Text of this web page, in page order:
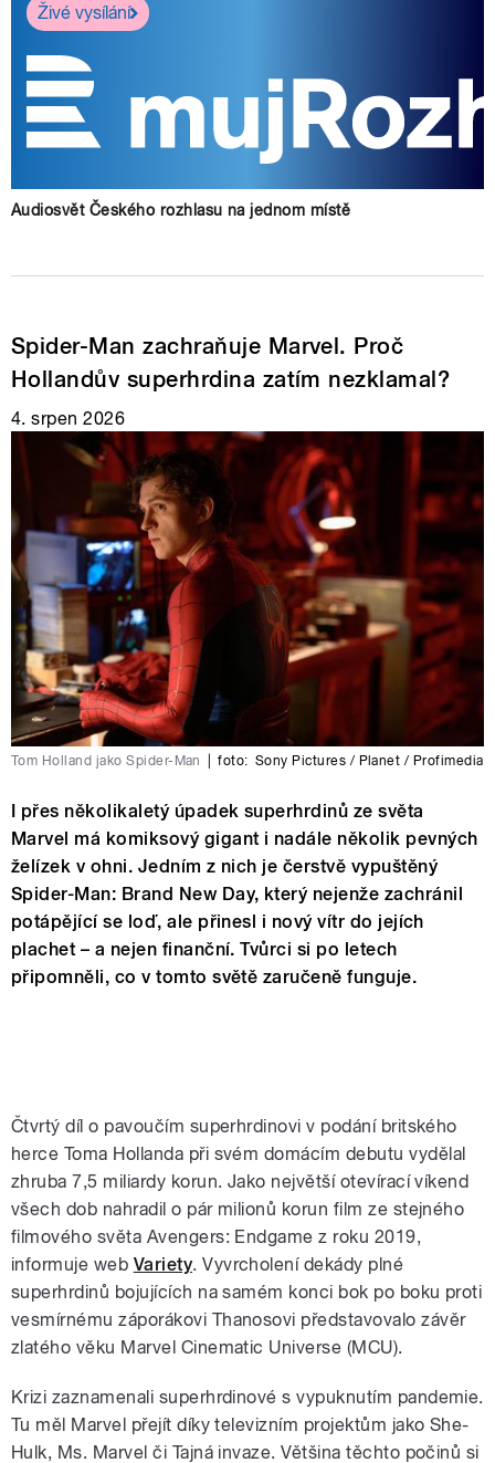
Živé vysílání
Audiosvět Českého rozhlasu na jednom místě
Spider-Man zachraňuje Marvel. Proč
Hollandův superhrdina zatím nezklamal?
4. srpen 2026
Tom Holland jako Spider-Man foto: Sony Pictures / Planet / Profimedia
I přes několikaletý úpadek superhrdinů ze světa
Marvel má komiksový gigant i nadále několik pevných
želízek v ohni. Jedním z nich je čerstvě vypuštěný
Spider-Man: Brand New Day, který nejenže zachránil
potápějící se loď, ale přinesl i nový vítr do jejích
plachet – a nejen finanční. Tvůrci si po letech
připomněli, co v tomto světě zaručeně funguje.
Čtvrtý díl o pavoučím superhrdinovi v podání britského
herce Toma Hollanda při svém domácím debutu vydělal
zhruba 7,5 miliardy korun. Jako největší otevírací víkend
všech dob nahradil o pár milionů korun film ze stejného
filmového světa Avengers: Endgame z roku 2019,
informuje web Variety. Vyvrcholení dekády plné
superhrdinů bojujících na samém konci bok po boku proti
vesmírnému záporákovi Thanosovi představovalo závěr
zlatého věku Marvel Cinematic Universe (MCU).
Krizi zaznamenali superhrdinové s vypuknutím pandemie.
Tu měl Marvel přejít díky televizním projektům jako She-
Hulk, Ms. Marvel či Tajná invaze. Většina těchto počinů si